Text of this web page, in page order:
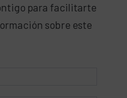
para facilitarte
sobre este